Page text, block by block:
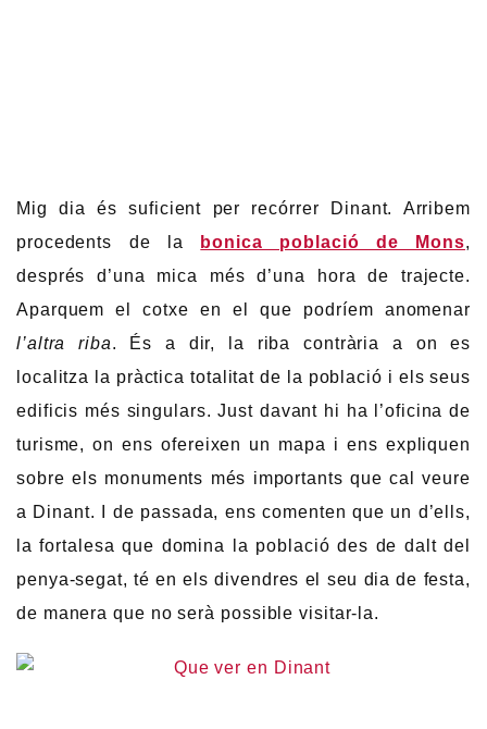
Mig dia és suficient per recórrer Dinant. Arribem
procedents de la
bonica població de Mons,
després d’una mica més d’una hora de trajecte.
Aparquem el cotxe en el que podríem anomenar
l’altra riba. És a dir, la riba contrària a on es
localitza la pràctica totalitat de la població i els seus
edificis més singulars. Just davant hi ha l’oficina de
turisme, on ens ofereixen un mapa i ens expliquen
sobre els monuments més importants que cal veure
a Dinant. I de passada, ens comenten que un d’ells,
la fortalesa que domina la població des de dalt del
penya-segat, té en els divendres el seu dia de festa,
de manera que no serà possible visitar-la.